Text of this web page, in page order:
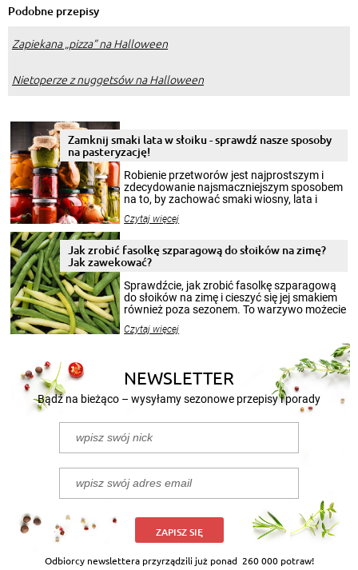
Podobne przepisy
Zapiekana „pizza” na Halloween
Nietoperze z nuggetsów na Halloween
Zamknij smaki lata w słoiku - sprawdź nasze sposoby
na pasteryzację!
Robienie przetworów jest najprostszym i
zdecydowanie najsmaczniejszym sposobem
na to, by zachować smaki wiosny, lata i
krajobrazów, by cieszyć nimi oko w sezonie
pełni poczuć atmosferę cieplejszych
miesięcy. Przygotowanie słoików ze
smakowitą zawartością musi obejmować
patenty, które pozwolą zachować świeżość
przetworów.
Czytaj więcej
Jak zrobić fasolkę szparagową do słoików na zimę?
Jak zawekować?
Sprawdźcie, jak zrobić fasolkę szparagową
do słoików na zimę i cieszyć się jej smakiem
również poza sezonem. To warzywo możecie
nasze propozycje!
Czytaj więcej
NEWSLETTER
Bądź na bieżąco – wysyłamy sezonowe przepisy i porady
ZAPISZ SIĘ
Odbiorcy newslettera przyrządzili już ponad 260 000 potraw!